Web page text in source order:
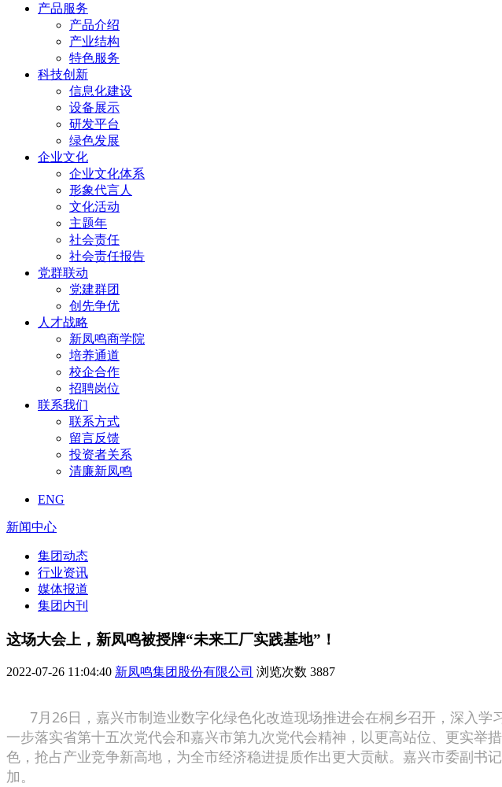
产品服务
产品介绍
产业结构
特色服务
科技创新
信息化建设
设备展示
研发平台
绿色发展
企业文化
企业文化体系
形象代言人
文化活动
主题年
社会责任
社会责任报告
党群联动
党建群团
创先争优
人才战略
新凤鸣商学院
培养通道
校企合作
招聘岗位
联系我们
联系方式
留言反馈
投资者关系
清廉新凤鸣
ENG
新闻中心
集团动态
行业资讯
媒体报道
集团内刊
这场大会上，新凤鸣被授牌“未来工厂实践基地”！
2022-07-26 11:04:40 新凤鸣集团股份有限公司 浏览次数 3887
7月26日，嘉兴市制造业数字化绿色化改造现场推进会在桐乡召开，深入学
一步落实省第十五次党代会和嘉兴市第九次党代会精神，以更高站位、更实
色，抢占产业竞争新高地，为全市经济稳进提质作出更大贡献。嘉兴市委副
加。